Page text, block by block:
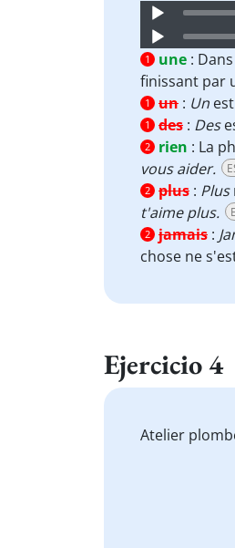
Audio
Player
Audio
Player
1 une :
finissant par
1 un : Un
1 des : Des
2 rien : La
vous aider.
2 plus : Plus
t'aime plus.
2 jamais :
chose ne
Ejercicio 4
Atelier